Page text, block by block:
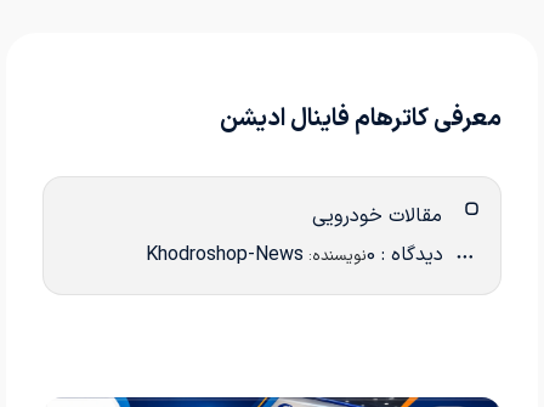
معرفی کاترهام فاینال ادیشن
مقالات خودرویی
دیدگاه : 0 نویسنده: Khodroshop-News